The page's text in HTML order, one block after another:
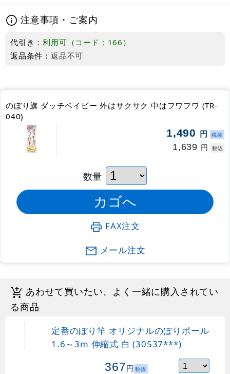
注意事項・ご案内
代引き：利用可（コード：166）
返品条件： 返品不可
のぼり旗 ダッチベイビー 外はサクサク 中はフワフワ (TR-
040)
1,490 円 税抜
1,639 円 税込
数量
FAX注文
メール注文
あわせて買いたい、よく一緒に購入されてい
る商品
定番のぼり竿 オリジナルのぼりポール
1.6～3m 伸縮式 白 (30537***)
367円 税抜